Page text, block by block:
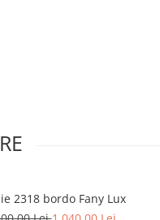
2318 bordo Fany Lux